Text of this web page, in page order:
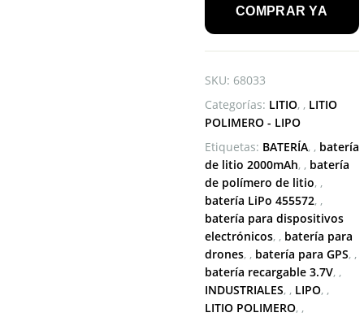
cantidad
COMPRAR YA
SKU: 68033
Categorías: LITIO , LITIO
POLIMERO - LIPO
Etiquetas: BATERÍA , batería
de litio 2000mAh , batería
de polímero de litio ,
batería LiPo 455572 ,
batería para dispositivos
electrónicos , batería para
drones , batería para GPS ,
batería recargable 3.7V ,
INDUSTRIALES , LIPO ,
LITIO POLIMERO ,